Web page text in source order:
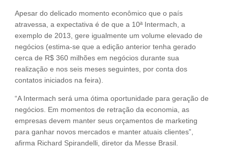
Apesar do delicado momento econômico que o país
atravessa, a expectativa é de que a 10ª Intermach, a
exemplo de 2013, gere igualmente um volume elevado de
negócios (estima-se que a edição anterior tenha gerado
cerca de R$ 360 milhões em negócios durante sua
realização e nos seis meses seguintes, por conta dos
contatos iniciados na feira).
“A Intermach será uma ótima oportunidade para geração de
negócios. Em momentos de retração da economia, as
empresas devem manter seus orçamentos de marketing
para ganhar novos mercados e manter atuais clientes”,
afirma Richard Spirandelli, diretor da Messe Brasil.